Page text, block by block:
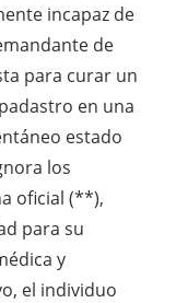
incapaz de
de
para curar un
en una
estado
los
oficial (**),
para su
y
el individuo